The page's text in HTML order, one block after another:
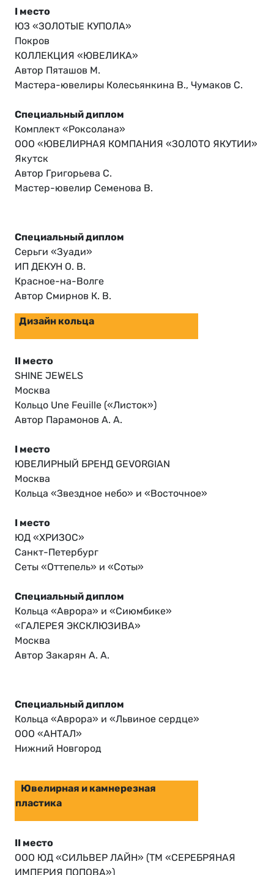
I место
ЮЗ «ЗОЛОТЫЕ КУПОЛА»
Покров
КОЛЛЕКЦИЯ «ЮВЕЛИКА»
Автор Пяташов М.
Мастера-ювелиры Колесьянкина В., Чумаков С.
Специальный диплом
Комплект «Роксолана»
ООО «ЮВЕЛИРНАЯ КОМПАНИЯ «ЗОЛОТО ЯКУТИИ»
Якутск
Автор Григорьева С.
Мастер-ювелир Семенова В.
Специальный диплом
Серьги «Зуади»
ИП ДЕКУН О. В.
Красное-на-Волге
Автор Смирнов К. В.
Дизайн кольца
II место
SHINE JEWELS
Москва
Кольцо Une Feuille («Листок»)
Автор Парамонов А. А.
I место
ЮВЕЛИРНЫЙ БРЕНД GEVORGIAN
Москва
Кольца «Звездное небо» и «Восточное»
I место
ЮД «ХРИЗОС»
Санкт-Петербург
Сеты «Оттепель» и «Соты»
Специальный диплом
Кольца «Аврора» и «Сиюмбике»
«ГАЛЕРЕЯ ЭКСКЛЮЗИВА»
Москва
Автор Закарян А. А.
Специальный диплом
Кольца «Аврора» и «Львиное сердце»
ООО «АНТАЛ»
Нижний Новгород
Ювелирная и камнерезная
пластика
II место
ООО ЮД «СИЛЬВЕР ЛАЙН» (ТМ «СЕРЕБРЯНАЯ
ИМПЕРИЯ ПОПОВА»)